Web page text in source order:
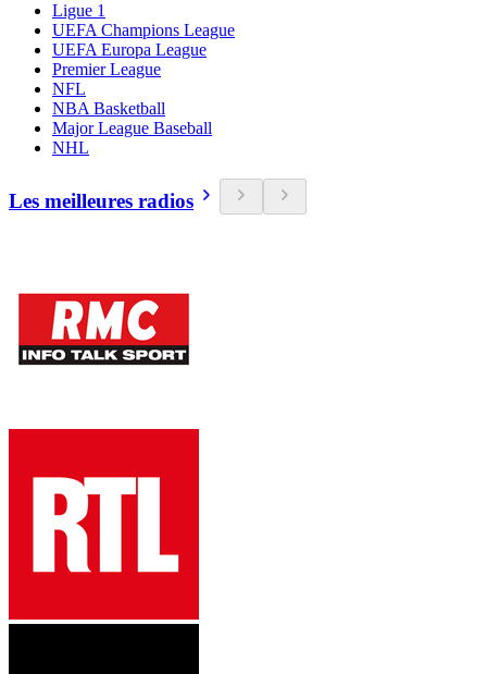
Ligue 1
UEFA Champions League
UEFA Europa League
Premier League
NFL
NBA Basketball
Major League Baseball
NHL
Les meilleures radios